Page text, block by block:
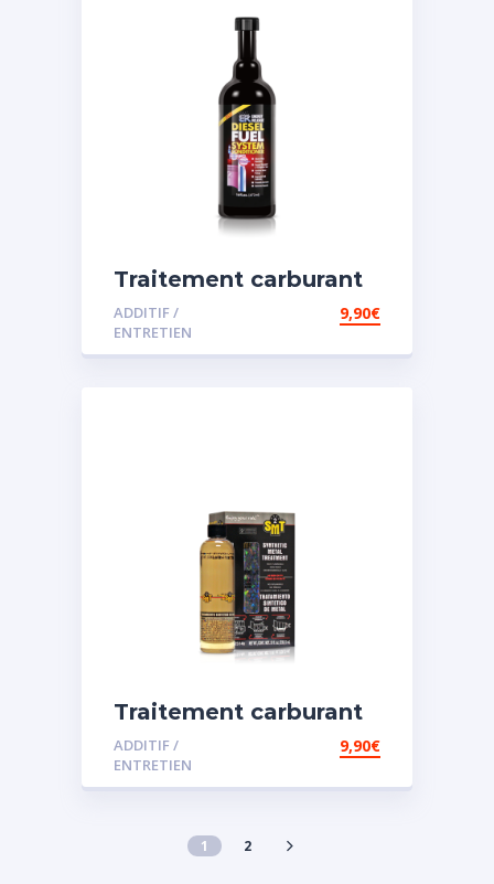
Traitement carburant
spécial diesel
ADDITIF /
ENTRETIEN
9,90€
Traitement carburant
spécial essence
ADDITIF /
ENTRETIEN
9,90€
1 2